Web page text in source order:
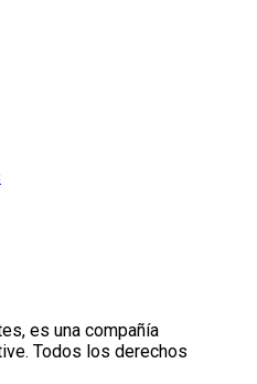
es una compañía
Todos los derechos